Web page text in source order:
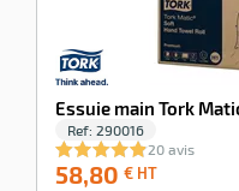
Essuie main Tork
Ref: 290016
20 avis
58,80 € HT